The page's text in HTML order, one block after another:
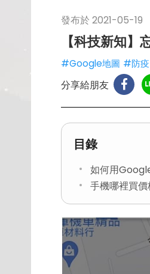
發布於 2021-05-19
【科技新知
#Google地圖 #防疫
分享給朋友
目錄
如何用
手機哪裡買